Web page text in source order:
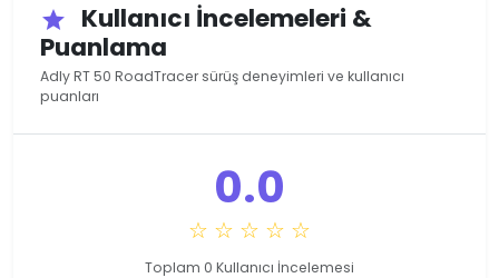
star
Kullanıcı İncelemeleri &
Puanlama
Adly RT 50 RoadTracer sürüş deneyimleri ve kullanıcı
puanları
0.0
☆ ☆ ☆ ☆ ☆
Toplam 0 Kullanıcı İncelemesi